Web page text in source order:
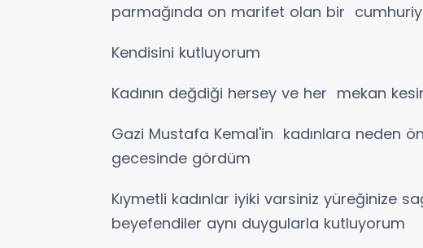
parmağında on marifet olan bir
Kendisini kutluyorum
Kadının değdiği hersey ve her mekan
Gazi Mustafa Kemal'in kadınlara neden
gecesinde gördüm
Kıymetli kadınlar iyiki varsiniz yüreğinize
beyefendiler aynı duygularla kutluyorum